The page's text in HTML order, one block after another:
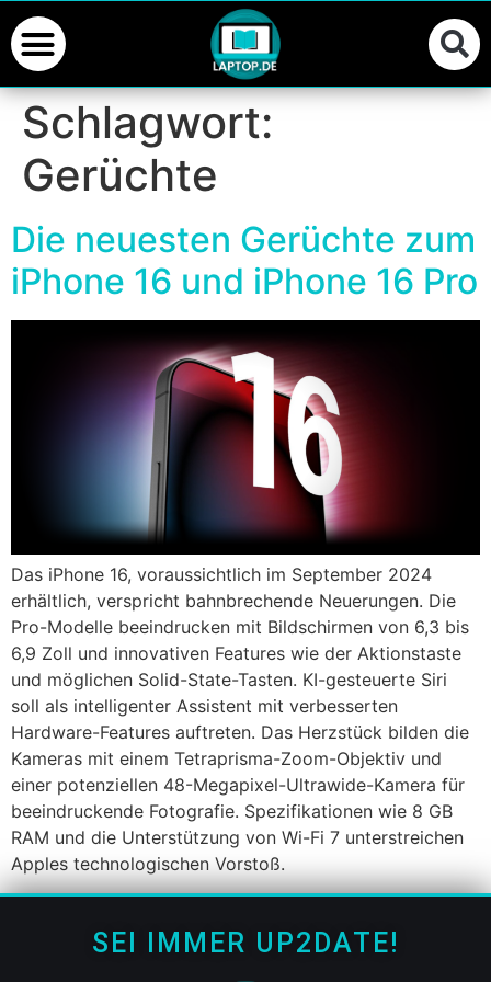
Schlagwort:
Gerüchte
Die neuesten Gerüchte zum
iPhone 16 und iPhone 16 Pro
Das iPhone 16, voraussichtlich im September 2024
erhältlich, verspricht bahnbrechende Neuerungen. Die
Pro-Modelle beeindrucken mit Bildschirmen von 6,3 bis
6,9 Zoll und innovativen Features wie der Aktionstaste
und möglichen Solid-State-Tasten. KI-gesteuerte Siri
soll als intelligenter Assistent mit verbesserten
Hardware-Features auftreten. Das Herzstück bilden die
Kameras mit einem Tetraprisma-Zoom-Objektiv und
einer potenziellen 48-Megapixel-Ultrawide-Kamera für
beeindruckende Fotografie. Spezifikationen wie 8 GB
RAM und die Unterstützung von Wi-Fi 7 unterstreichen
Apples technologischen Vorstoß.
SEI IMMER UP2DATE!